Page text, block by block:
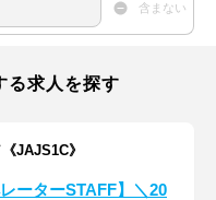
含まない
る求人を探す
JAJS1C》
レーターSTAFF】＼20